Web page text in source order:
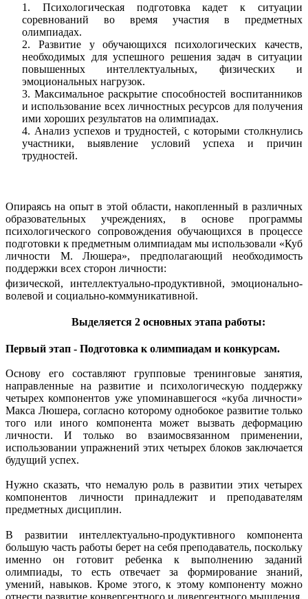
Психологическая подготовка кадет к ситуации
соревнований во время участия в предметных
олимпиадах.
Развитие у обучающихся психологических качеств,
необходимых для успешного решения задач в ситуации
повышенных интеллектуальных, физических и
эмоциональных нагрузок.
Максимальное раскрытие способностей воспитанников
и использование всех личностных ресурсов для получения
ими хороших результатов на олимпиадах.
Анализ успехов и трудностей, с которыми столкнулись
участники, выявление условий успеха и причин
трудностей.
Опираясь на опыт в этой области, накопленный в различных
образовательных учреждениях, в основе программы
психологического сопровождения обучающихся в процессе
подготовки к предметным олимпиадам мы использовали «Куб
личности М. Люшера», предполагающий необходимость
поддержки всех сторон личности:
физической, интеллектуально-продуктивной, эмоционально-
волевой и социально-коммуникативной.
Выделяется 2 основных этапа работы:
Первый этап - Подготовка к олимпиадам и конкурсам.
Основу его составляют групповые тренинговые занятия,
направленные на развитие и психологическую поддержку
четырех компонентов уже упоминавшегося «куба личности»
Макса Люшера, согласно которому однобокое развитие только
того или иного компонента может вызвать деформацию
личности. И только во взаимосвязанном применении,
использовании упражнений этих четырех блоков заключается
будущий успех.
Нужно сказать, что немалую роль в развитии этих четырех
компонентов личности принадлежит и преподавателям
предметных дисциплин.
В развитии интеллектуально-продуктивного компонента
большую часть работы берет на себя преподаватель, поскольку
именно он готовит ребенка к выполнению заданий
олимпиады, то есть отвечает за формирование знаний,
умений, навыков. Кроме этого, к этому компоненту можно
отнести развитие конвергентного и дивергентного мышления,